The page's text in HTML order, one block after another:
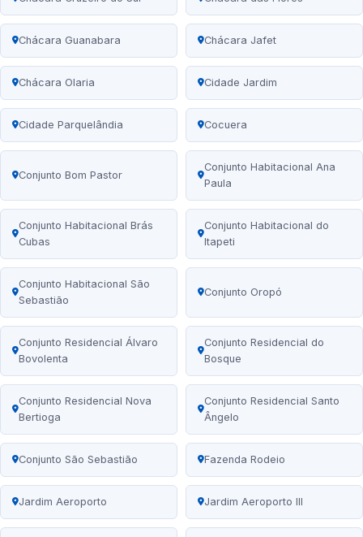
Chácara Guanabara Chácara Jafet
Chácara Olaria Cidade Jardim
Cidade Parquelândia Cocuera
Conjunto Bom Pastor
Conjunto Habitacional Ana
Paula
Conjunto Habitacional Brás
Cubas
Conjunto Habitacional do
Itapeti
Conjunto Habitacional São
Sebastião
Conjunto Oropó
Conjunto Residencial Álvaro
Bovolenta
Conjunto Residencial do
Bosque
Conjunto Residencial Nova
Bertioga
Conjunto Residencial Santo
Ângelo
Conjunto São Sebastião Fazenda Rodeio
Jardim Aeroporto Jardim Aeroporto III